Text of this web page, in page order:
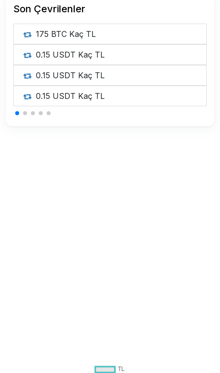
Son Çevrilenler
175 BTC Kaç TL
0.15 USDT Kaç TL
0.15 USDT Kaç TL
0.15 USDT Kaç TL